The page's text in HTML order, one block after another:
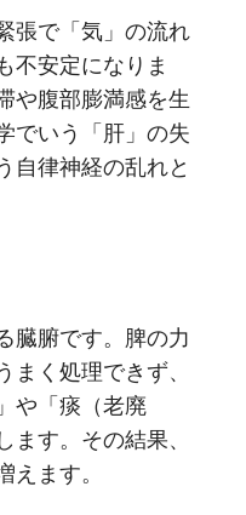
張で「気」の流れ
不安定になりま
や腹部膨満感を生
でいう「肝」の失
自律神経の乱れと
臓腑です。脾の力
まく処理できず、
や「痰（老廃
ます。その結果、
えます。